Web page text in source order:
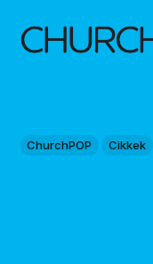
ChurchPOP Cikkek